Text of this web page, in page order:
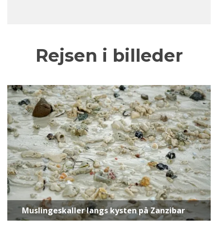
Rejsen i billeder
Muslingeskaller langs kysten på Zanzibar